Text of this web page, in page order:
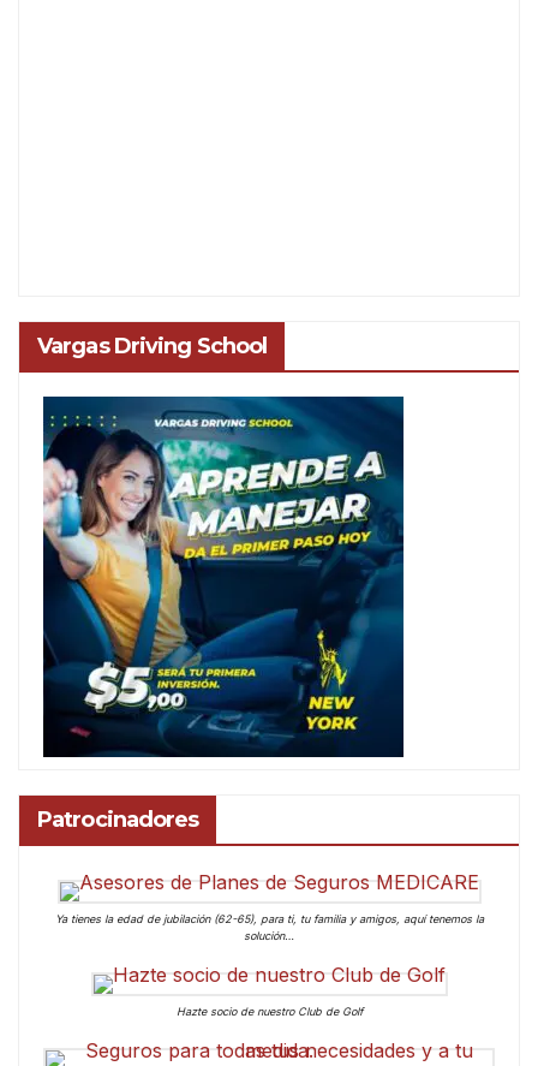
Vargas Driving School
Patrocinadores
Ya tienes la edad de jubilación (62-65), para ti, tu familia y amigos, aquí tenemos la
solución…
Hazte socio de nuestro Club de Golf